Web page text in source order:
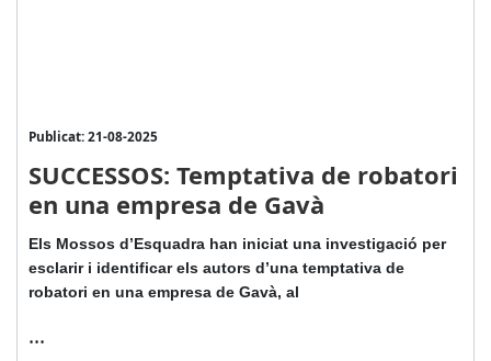
Publicat: 21-08-2025
SUCCESSOS: Temptativa de robatori
en una empresa de Gavà
Els Mossos d’Esquadra han iniciat una investigació per
esclarir i identificar els autors d’una temptativa de
robatori en una empresa de Gavà, al
...